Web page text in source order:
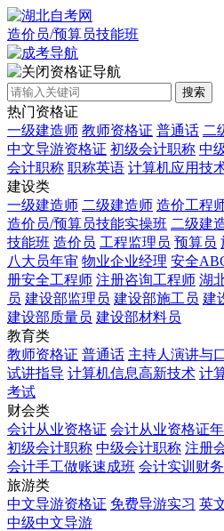
造价员/预算员技能班
资格证导航
搜索
热门资格证
一级建造师 教师资格证 普通话 二
中文导游资格证 初级会计职称 中
会计职称 职称英语 计算机应用技
建设类
一级建造师 二级建造师 造价工程
造价员/预算员技能实操班 二级建
技能班 造价员 工程监理员 预算员
八大员年审 物业企业经理 安全
册安全工程师 注册咨询工程师 湖
员 建设部监理员 建设部施工员 建
建设部质量员 建设部材料员
教育类
教师资格证 普通话 主持人演讲与
试讲指导 计算机信息高新技术 计
考试
财会类
会计从业资格证 会计从业资格证
初级会计职称 中级会计职称 注册
会计手工做账速成班 会计实训财
旅游类
中文导游资格证 免费导游实习 英
中级中文导游